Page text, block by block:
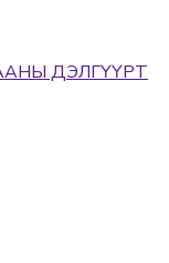
ДЭЛГҮҮРТ